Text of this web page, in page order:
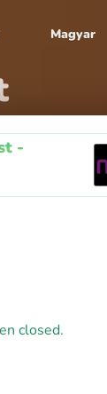
Magyar
-
closed.